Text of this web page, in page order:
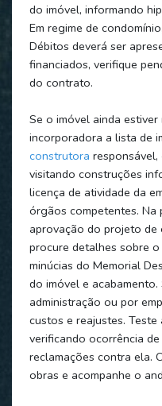
do imóvel, informando
Em regime de
Débitos deverá ser
financiados, verifique
do contrato.
Se o imóvel ainda
incorporadora a lista de
construtora
visitando construções
licença de atividade da
órgãos competentes. Na
aprovação do projeto
procure detalhes sobre
minúcias do Memorial
do imóvel e
administração ou por
custos e reajustes. Teste
verificando ocorrência
reclamações contra ela.
obras e acompanhe o